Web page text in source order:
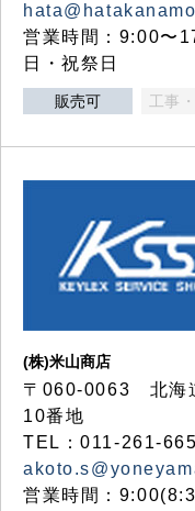
営業時間：9:00〜
日・祝祭日
販売可 工事
(株)米山商店
〒060-0063 北海
10番地
TEL：011-261-
営業時間：